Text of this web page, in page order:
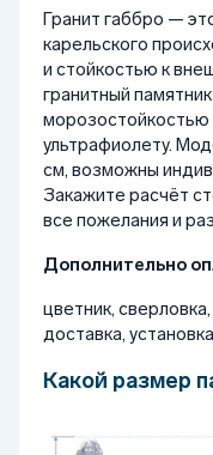
Гранит габбро —
карельского
и стойкостью к
гранитный
морозостойкостью
ультрафиолету.
см, возможны
Закажите расчёт
все пожелания и
Дополнительно
цветник,
доставка,
Какой размер